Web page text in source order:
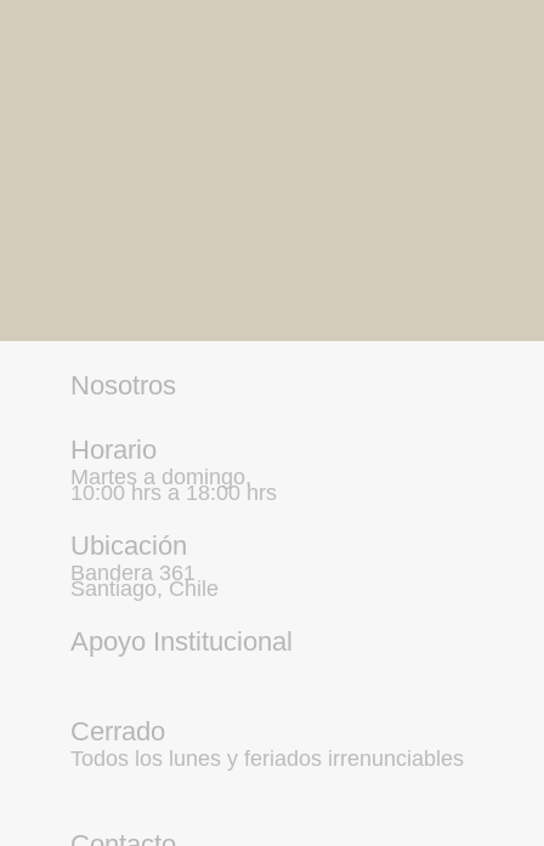
Nosotros
Horario
Martes a domingo,
10:00 hrs a 18:00 hrs
Ubicación
Bandera 361
Santiago, Chile
Apoyo Institucional
Cerrado
Todos los lunes y feriados irrenunciables